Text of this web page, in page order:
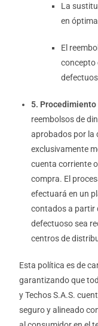
La
en
El
concepto
5. Procedimiento
reembolsos de
aprobados por la
exclusivamente
cuenta corriente
compra. El
efectuará en un
contados a partir
defectuoso sea
centros de
Esta política es de
garantizando que
y Techos S.A.S.
seguro y alineado